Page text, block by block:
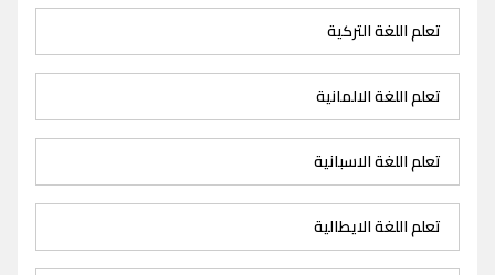
تعلم اللغة التركية
تعلم اللغة الالمانية
تعلم اللغة الاسبانية
تعلم اللغة الايطالية